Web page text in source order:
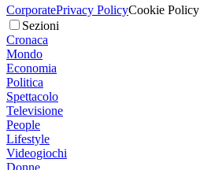
CorporatePrivacy PolicyCookie Policy
Sezioni
Cronaca
Mondo
Economia
Politica
Spettacolo
Televisione
People
Lifestyle
Videogiochi